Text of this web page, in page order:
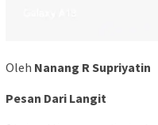
Oleh Nanang R Supriyatin
Pesan Dari Langit